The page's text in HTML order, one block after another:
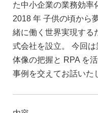
た中小企業の業務効率
2018 年 子供の頃から
緒に働く世界実現する
式会社を設立。 今回
体像の把握と RPA を
事例を交えてお話いた